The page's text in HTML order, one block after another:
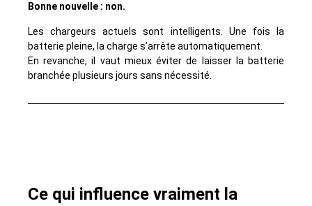
Bonne nouvelle : non.
Les chargeurs actuels sont intelligents. Une fois la
batterie pleine, la charge s’arrête automatiquement.
En revanche, il vaut mieux éviter de laisser la batterie
branchée plusieurs jours sans nécessité.
Ce qui influence vraiment la